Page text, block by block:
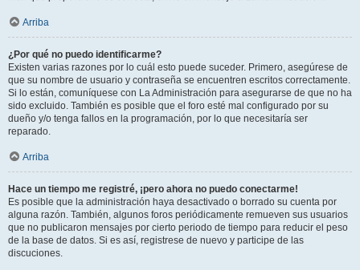
Arriba
¿Por qué no puedo identificarme?
Existen varias razones por lo cuál esto puede suceder. Primero, asegúrese de
que su nombre de usuario y contraseña se encuentren escritos correctamente.
Si lo están, comuníquese con La Administración para asegurarse de que no ha
sido excluido. También es posible que el foro esté mal configurado por su
dueño y/o tenga fallos en la programación, por lo que necesitaría ser
reparado.
Arriba
Hace un tiempo me registré, ¡pero ahora no puedo conectarme!
Es posible que la administración haya desactivado o borrado su cuenta por
alguna razón. También, algunos foros periódicamente remueven sus usuarios
que no publicaron mensajes por cierto periodo de tiempo para reducir el peso
de la base de datos. Si es así, registrese de nuevo y participe de las
discuciones.